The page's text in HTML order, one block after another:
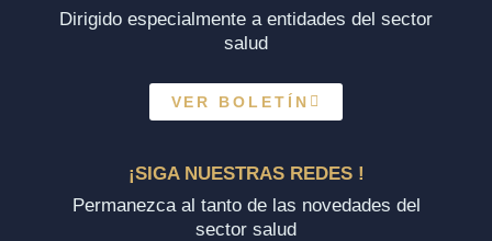
Dirigido especialmente a entidades del sector
salud
VER BOLETÍN
¡SIGA NUESTRAS REDES !
Permanezca al tanto de las novedades del
sector salud